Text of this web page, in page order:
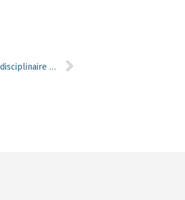
« Forestt », un nouveau programme de recherche interdisciplinaire pour accompagner la transition socio-écologique des systèmes forestiers